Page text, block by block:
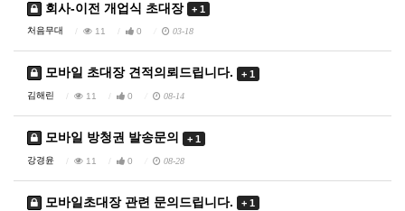
회사-이전 개업식 초대장 + 1
처음무대 11 0 03-18
모바일 초대장 견적의뢰드립니다. + 1
김해린 11 0 08-14
모바일 방청권 발송문의 + 1
강경윤 11 0 08-28
모바일초대장 관련 문의드립니다. + 1